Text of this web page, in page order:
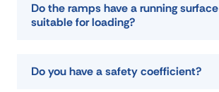
Do the ramps have a running surface
suitable for loading?
Do you have a safety coefficient?